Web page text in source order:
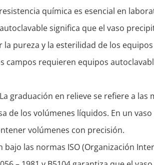
química es esencial en
significa que el vaso
la pureza y la esterilidad de los
requieren equipos
graduación en relieve se refiere a
de los volúmenes líquidos. En un
volúmenes con precisión.
bajo las normas ISO (Organización